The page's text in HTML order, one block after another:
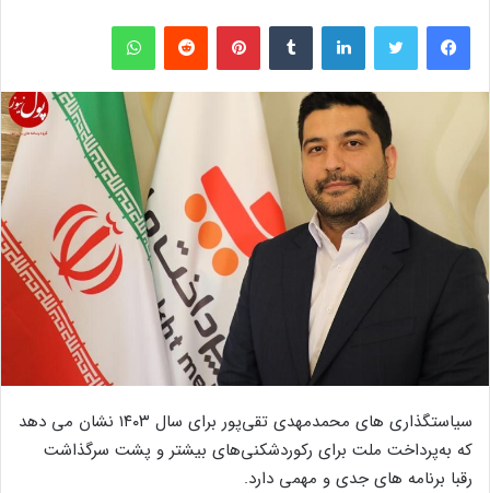
فیس بوک لینکدین ‫پین‌ترست ‫رددیت
سیاستگذاری های محمدمهدی تقی‌پور برای سال ۱۴۰۳ نشان می دهد
که به‌پرداخت ملت برای رکوردشکنی‌های بیشتر و پشت سرگذاشت
رقبا برنامه های جدی و مهمی دارد.